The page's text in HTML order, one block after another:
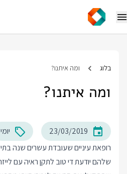
בלוג ומה איתנו?
ומה איתנו?
23/03/2019
יומי
רופאת עיניים שעובדת עשרים שנה
שלהם יודעת די טוב לתקן ראיה עם